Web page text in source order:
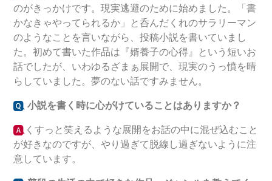
のがきっかけです。現実逃避のために始めました。「書
かなきゃやってられるか」と呑んだくれのサラリーマン
のようなことを言いながら、投稿小説を書いていまし
た。初めて書いた作品は『婿養子の心得』という短いお
話でしたが、いわゆるざまぁ展開で、現実のうっ憤を晴
らしていました。夢のない話ですみません。
小説を書く時に心がけていることはありますか？
くすっと笑えるような展開をお話の中に混ぜ込むこと
が好きなのですが、やり過ぎて脱線し過ぎないように注
意しています。